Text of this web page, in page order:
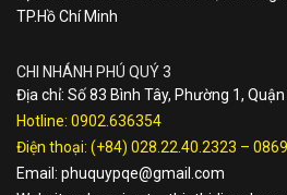
TP.Hồ Chí Minh
CHI NHÁNH PHÚ QUÝ 3
Địa chỉ: Số 83 Bình Tây, Phường 1, Quận
Hotline: 0902.636354
Điện thoại: (+84) 028.22.40.2323 –
Email: phuquypqe@gmail.com